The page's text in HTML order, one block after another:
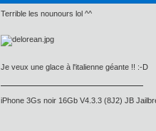
Terrible les nounours lol ^^
Je veux une glace à l'italienne géante !! :-D
iPhone 3Gs noir 16Gb V4.3.3 (8J2) JB